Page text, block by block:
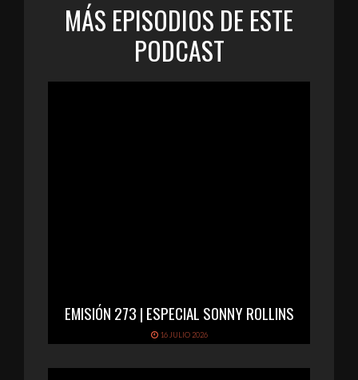
MÁS EPISODIOS DE ESTE
PODCAST
EMISIÓN 273 | ESPECIAL SONNY ROLLINS
16 JULIO 2026